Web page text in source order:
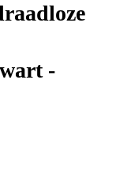
-